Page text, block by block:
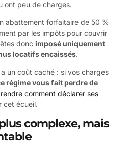
ont peu de charges.
abattement forfaitaire de 50 %
par les impôts pour couvrir
donc imposé uniquement
locatifs encaissés.
un coût caché : si vos charges
régime vous fait perdre de
comment déclarer ses
cet écueil.
complexe, mais